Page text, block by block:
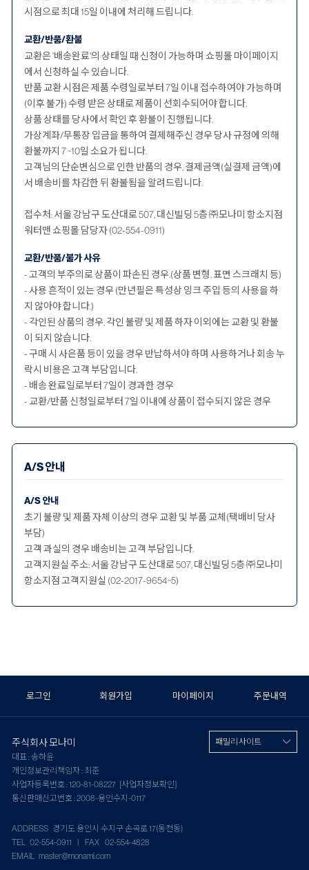
시점으로 최대 15일 이내에 처리해 드립니다.
교환/반품/환불
교환은 '배송완료'의 상태일 때 신청이 가능하며 쇼핑몰 마이페이지
에서 신청하실 수 있습니다.
반품 교환 시점은 제품 수령일로부터 7일 이내 접수하여야 가능하며
(이후 불가) 수령 받은 상태로 제품이 선회수되어야 합니다.
상품 상태를 당사에서 확인 후 환불이 진행됩니다.
가상계좌/무통장 입금을 통하여 결제해주신 경우 당사 규정에 의해
환불까지 7 ~10일 소요가 됩니다.
고객님의 단순변심으로 인한 반품의 경우, 결제금액(실결제 금액)에
서 배송비를 차감한 뒤 환불됨을 알려드립니다.
접수처: 서울 강남구 도산대로 507, 대신빌딩 5층 ㈜모나미 항소지점
워터맨 쇼핑몰 담당자 (02-554-0911)
교환/반품/불가 사유
- 고객의 부주의로 상품이 파손된 경우.(상품 변형, 표면 스크래치 등)
- 사용 흔적이 있는 경우 (만년필은 특성상 잉크 주입 등의 사용을 하
지 않아야 합니다.)
- 각인된 상품의 경우, 각인 불량 및 제품 하자 이외에는 교환 및 환불
이 되지 않습니다.
- 구매 시 사은품 등이 있을 경우 반납하셔야 하며 사용하거나 회송 누
락시 비용은 고객 부담입니다.
- 배송 완료일로부터 7일이 경과한 경우
- 교환/반품 신청일로부터 7일 이내에 상품이 접수되지 않은 경우
A/S 안내
A/S 안내
초기 불량 및 제품 자체 이상의 경우 교환 및 부품 교체(택배비 당사
부담)
고객 과실의 경우 배송비는 고객 부담입니다.
고객지원실 주소: 서울 강남구 도산대로 507, 대신빌딩 5층 ㈜모나미
항소지점 고객지원실 (02-2017-9654~5)
로그인 회원가입 마이페이지 주문내역
주식회사 모나미
대표 : 송하윤
개인정보관리책임자 : 최준
사업자등록번호 : 120-81-08227 [사업자정보확인]
통신판매신고번호 : 2008-용인수지-0117
ADDRESS 경기도 용인시 수지구 손곡로 17(동천동)
TEL 02-554-0911 | FAX 02-554-4828
EMAIL master@monami.com
패밀리 사이트